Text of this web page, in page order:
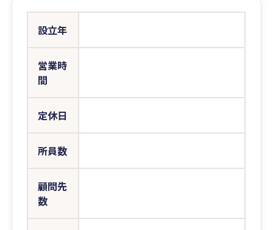
設立年
営業時
間
定休日
所員数
顧問先
数